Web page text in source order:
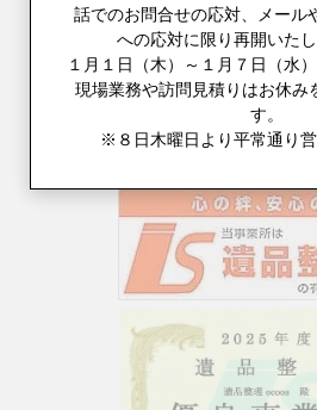
話でのお問合せの応対、メール
への応対に限り再開いたし
１月１日（木）～１月７日（水
現場業務や訪問見積りはお休み
す。
※８日木曜日より平常通り営